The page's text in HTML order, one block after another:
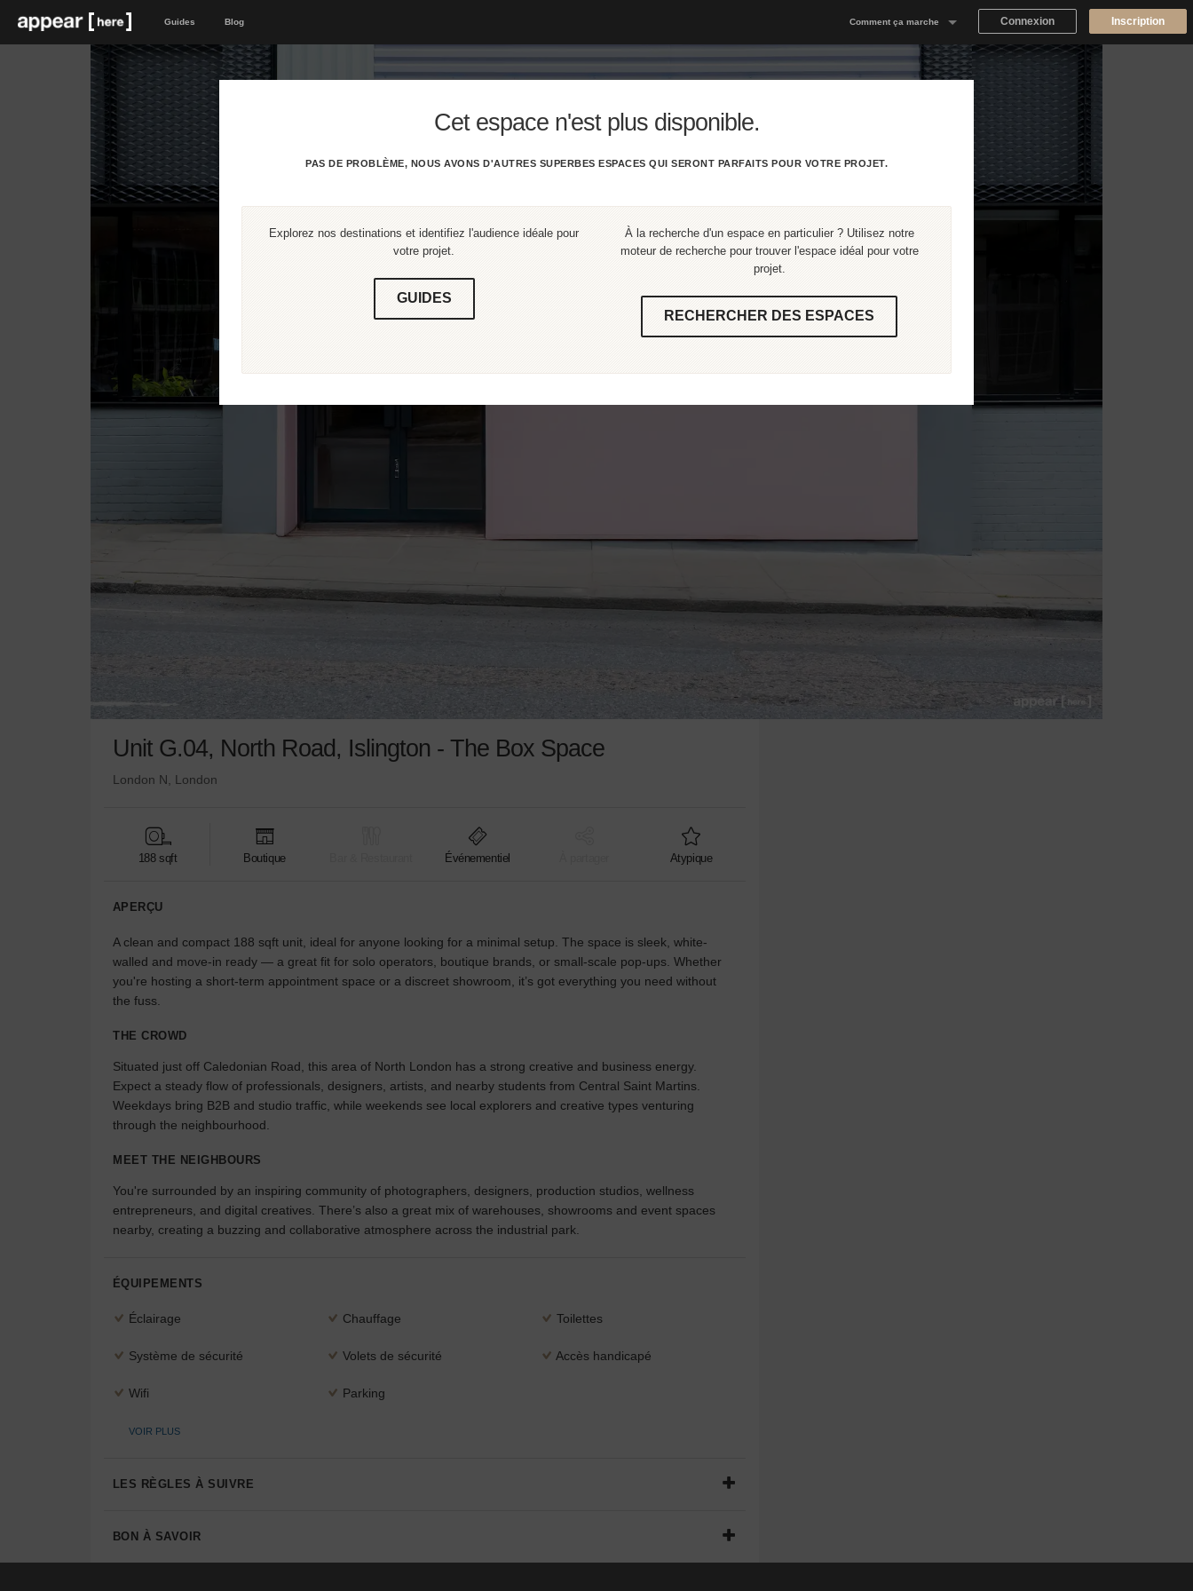
Guides Blog Comment ça marche
Notre concept
Tableau de Bord Propriétaire
Connexion Inscription
Cet espace n'est plus disponible.
PAS DE PROBLÈME, NOUS AVONS D'AUTRES SUPERBES ESPACES QUI SERONT PARFAITS POUR VOTRE PROJET.
Explorez nos destinations et identifiez l'audience idéale pour
votre projet.
GUIDES
À la recherche d'un espace en particulier ? Utilisez notre
moteur de recherche pour trouver l'espace idéal pour votre
projet.
RECHERCHER DES ESPACES
Unit G.04, North Road, Islington - The Box Space
London N, London
188 sqft Boutique Événementiel Atypique
APERÇU
A clean and compact 188 sqft unit, ideal for anyone looking for a minimal setup. The space is sleek, white-
walled and move-in ready — a great fit for solo operators, boutique brands, or small-scale pop-ups. Whether
you're hosting a short-term appointment space or a discreet showroom, it’s got everything you need without
the fuss.
THE CROWD
Situated just off Caledonian Road, this area of North London has a strong creative and business energy.
Expect a steady flow of professionals, designers, artists, and nearby students from Central Saint Martins.
Weekdays bring B2B and studio traffic, while weekends see local explorers and creative types venturing
through the neighbourhood.
MEET THE NEIGHBOURS
You're surrounded by an inspiring community of photographers, designers, production studios, wellness
entrepreneurs, and digital creatives. There’s also a great mix of warehouses, showrooms and event spaces
nearby, creating a buzzing and collaborative atmosphere across the industrial park.
ÉQUIPEMENTS
Éclairage Chauffage Toilettes
Système de sécurité Volets de sécurité Accès handicapé
Wifi Parking
VOIR PLUS
LES RÈGLES À SUIVRE
BON À SAVOIR